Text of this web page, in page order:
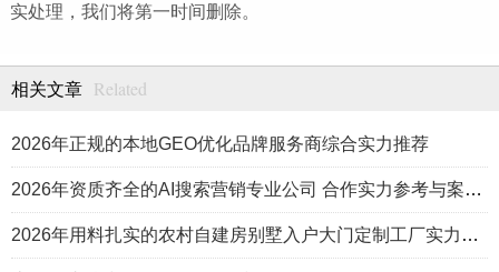
实处理，我们将第一时间删除。
相关文章 Related
2026年正规的本地GEO优化品牌服务商综合实力推荐
2026年资质齐全的AI搜索营销专业公司 合作实力参考与案例盘点
2026年用料扎实的农村自建房别墅入户大门定制工厂实力公司推荐